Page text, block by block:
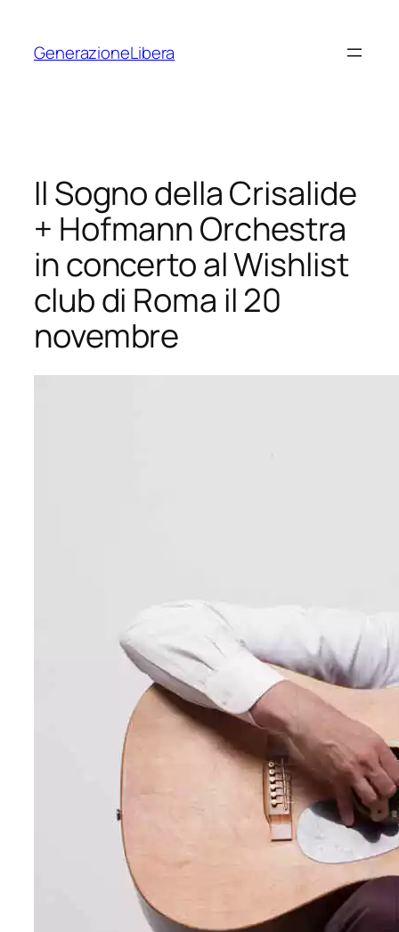
contenuto
GenerazioneLibera
Il Sogno della Crisalide
+ Hofmann Orchestra
in concerto al Wishlist
club di Roma il 20
novembre